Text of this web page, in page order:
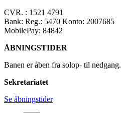
CVR. : 1521 4791
Bank: Reg.: 5470 Konto: 2007685
MobilePay: 84842
ÅBNINGSTIDER
Banen er åben fra solop- til nedgang.
Sekretariatet
Se åbningstider